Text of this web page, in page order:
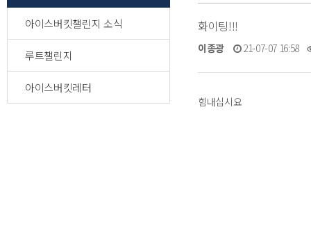
아이스버킷챌린지 소식
루트챌린지
아이스버킷레터
화이팅!!!
이종광 21-07-07 16:58
힘내십시요